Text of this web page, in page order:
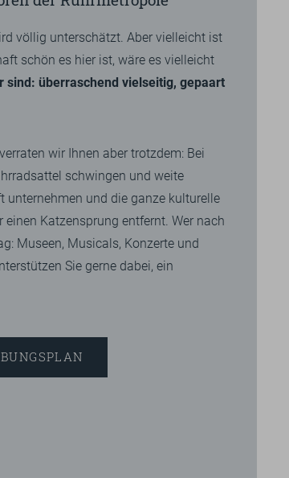
völlig unterschätzt. Aber vielleicht ist
schön es hier ist, wäre es vielleicht
sind: überraschend vielseitig, gepaart
wir Ihnen aber trotzdem: Bei
schwingen und weite
unternehmen und die ganze kulturelle
Katzensprung entfernt. Wer nach
Museen, Musicals, Konzerte und
Sie gerne dabei, ein